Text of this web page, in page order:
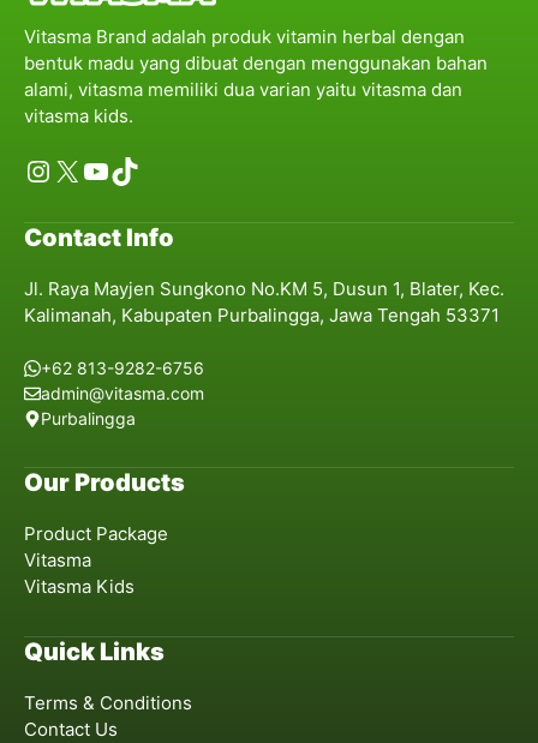
Vitasma Brand adalah produk vitamin herbal dengan
bentuk madu yang dibuat dengan menggunakan bahan
alami, vitasma memiliki dua varian yaitu vitasma dan
vitasma kids.
Instagram
X YouTube
TikTok
Contact Info
Jl. Raya Mayjen Sungkono No.KM 5, Dusun 1, Blater, Kec.
Kalimanah, Kabupaten Purbalingga, Jawa Tengah 53371
+62 813-9282-6756
admin@vitasma.com
Purbalingga
Our Products
Product Package
Vitasma
Vitasma Kids
Quick Links
Terms & Conditions
Contact Us